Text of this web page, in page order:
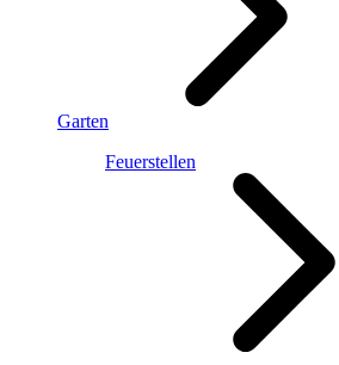
Garten
Feuerstellen